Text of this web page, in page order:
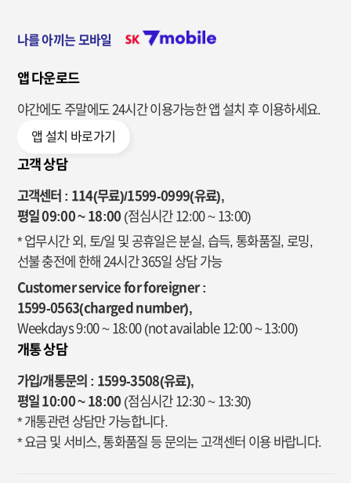
나를 아끼는 모바일
앱 다운로드
야간에도 주말에도 24시간 이용가능한앱 설치 후 이용하세요.
앱 설치 바로가기
고객 상담
고객센터 : 114(무료)/1599-0999(유료),
평일 09:00 ~ 18:00 (점심시간 12:00 ~ 13:00)
* 업무시간 외, 토/일 및 공휴일은 분실, 습득, 통화품질, 로밍,
선불 충전에 한해 24시간 365일 상담 가능
Customer service for foreigner :
1599-0563(charged number),
Weekdays 9:00 ~ 18:00 (not available 12:00 ~ 13:00)
개통 상담
가입/개통문의 : 1599-3508(유료),
평일 10:00 ~ 18:00 (점심시간 12:30 ~ 13:30)
* 개통관련 상담만 가능합니다.
* 요금 및 서비스, 통화품질 등 문의는 고객센터 이용 바랍니다.